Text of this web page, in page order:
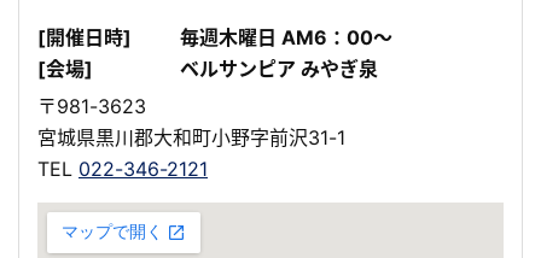
[開催日時]
毎週木曜日 AM6：00～
[会場]
ベルサンピア みやぎ泉
〒981-3623
宮城県黒川郡大和町小野字前沢31-1
TEL 022-346-2121